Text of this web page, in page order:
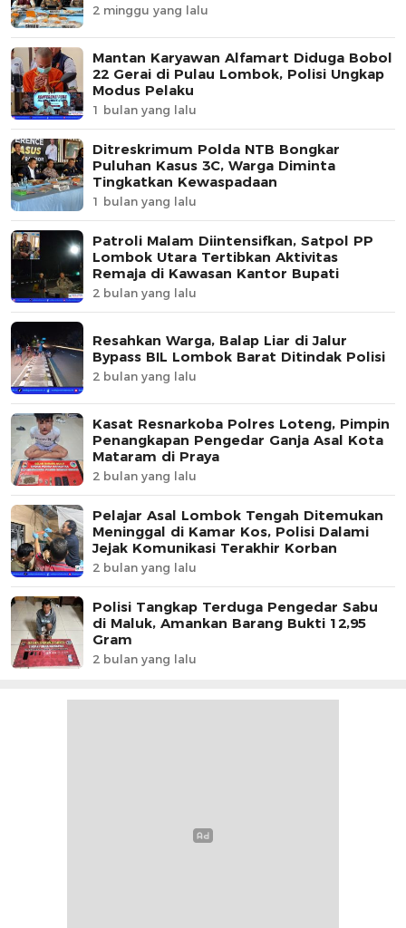
2 minggu yang lalu
Mantan Karyawan Alfamart Diduga Bobol
22 Gerai di Pulau Lombok, Polisi Ungkap
Modus Pelaku
1 bulan yang lalu
Ditreskrimum Polda NTB Bongkar
Puluhan Kasus 3C, Warga Diminta
Tingkatkan Kewaspadaan
1 bulan yang lalu
Patroli Malam Diintensifkan, Satpol PP
Lombok Utara Tertibkan Aktivitas
Remaja di Kawasan Kantor Bupati
2 bulan yang lalu
Resahkan Warga, Balap Liar di Jalur
Bypass BIL Lombok Barat Ditindak Polisi
2 bulan yang lalu
Kasat Resnarkoba Polres Loteng, Pimpin
Penangkapan Pengedar Ganja Asal Kota
Mataram di Praya
2 bulan yang lalu
Pelajar Asal Lombok Tengah Ditemukan
Meninggal di Kamar Kos, Polisi Dalami
Jejak Komunikasi Terakhir Korban
2 bulan yang lalu
Polisi Tangkap Terduga Pengedar Sabu
di Maluk, Amankan Barang Bukti 12,95
Gram
2 bulan yang lalu